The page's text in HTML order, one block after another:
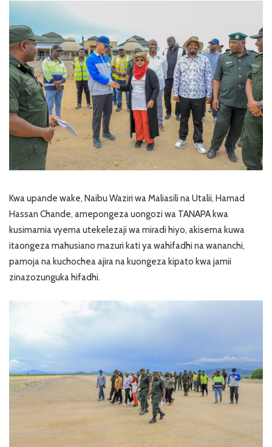
Kwa upande wake, Naibu Waziri wa Maliasili na Utalii, Hamad
Hassan Chande, amepongeza uongozi wa TANAPA kwa
kusimamia vyema utekelezaji wa miradi hiyo, akisema kuwa
itaongeza mahusiano mazuri kati ya wahifadhi na wananchi,
pamoja na kuchochea ajira na kuongeza kipato kwa jamii
zinazozunguka hifadhi.